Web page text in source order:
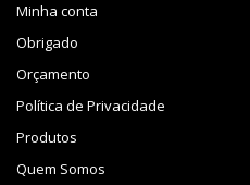
Minha conta
Obrigado
Orçamento
Política de Privacidade
Produtos
Quem Somos